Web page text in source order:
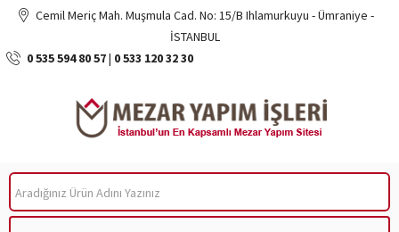
Cemil Meriç Mah. Muşmula Cad. No: 15/B Ihlamurkuyu - Ümraniye -
İSTANBUL
0 535 594 80 57| 0 533 120 32 30